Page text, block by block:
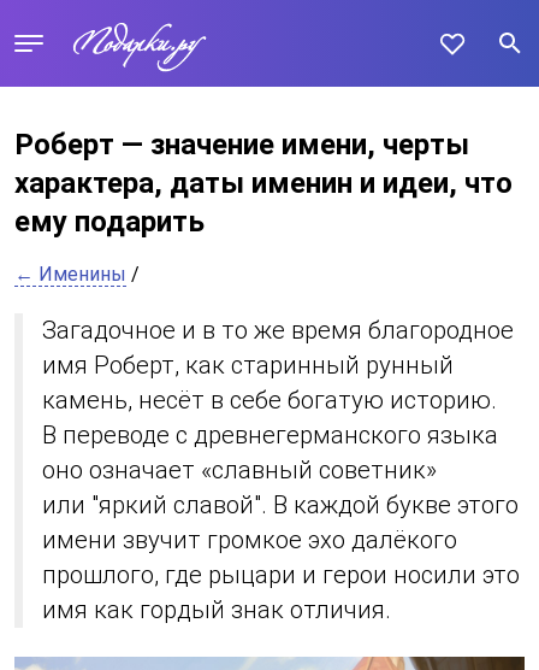
Роберт — значение имени, черты
характера, даты именин и идеи, что
ему подарить
← Именины /
Загадочное и в то же время благородное
имя Роберт, как старинный рунный
камень, несёт в себе богатую историю.
В переводе с древнегерманского языка
оно означает «славный советник»
или "яркий славой". В каждой букве этого
имени звучит громкое эхо далёкого
прошлого, где рыцари и герои носили это
имя как гордый знак отличия.